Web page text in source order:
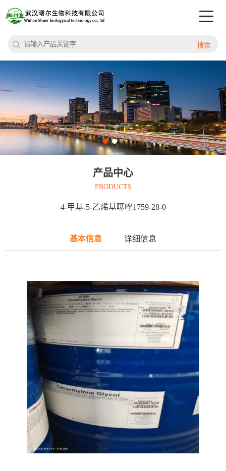
搜索
产品中心
PRODUCTS
4-甲基-5-乙烯基噻唑1759-28-0
基本信息 详细信息